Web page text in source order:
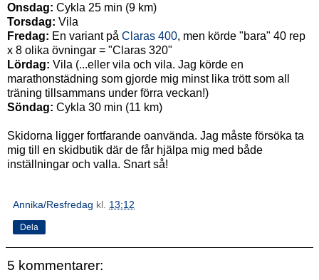
Onsdag: Cykla 25 min (9 km)
Torsdag: Vila
Fredag: En variant på Claras 400, men körde "bara" 40 rep
x 8 olika övningar = "Claras 320"
Lördag: Vila (...eller vila och vila. Jag körde en
marathonstädning som gjorde mig minst lika trött som all
träning tillsammans under förra veckan!)
Söndag: Cykla 30 min (11 km)
Skidorna ligger fortfarande oanvända. Jag måste försöka ta
mig till en skidbutik där de får hjälpa mig med både
inställningar och valla. Snart så!
Annika/Resfredag kl. 13:12
Dela
5 kommentarer: